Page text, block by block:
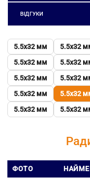
ВІДГУКИ
5.5х32 мм 5.5х32
5.5х32 мм
5.5х32
5.5х32 мм
5.5х32
5.5х32 мм
5.5х32
5.5х32 мм
5.5х32
ФОТО